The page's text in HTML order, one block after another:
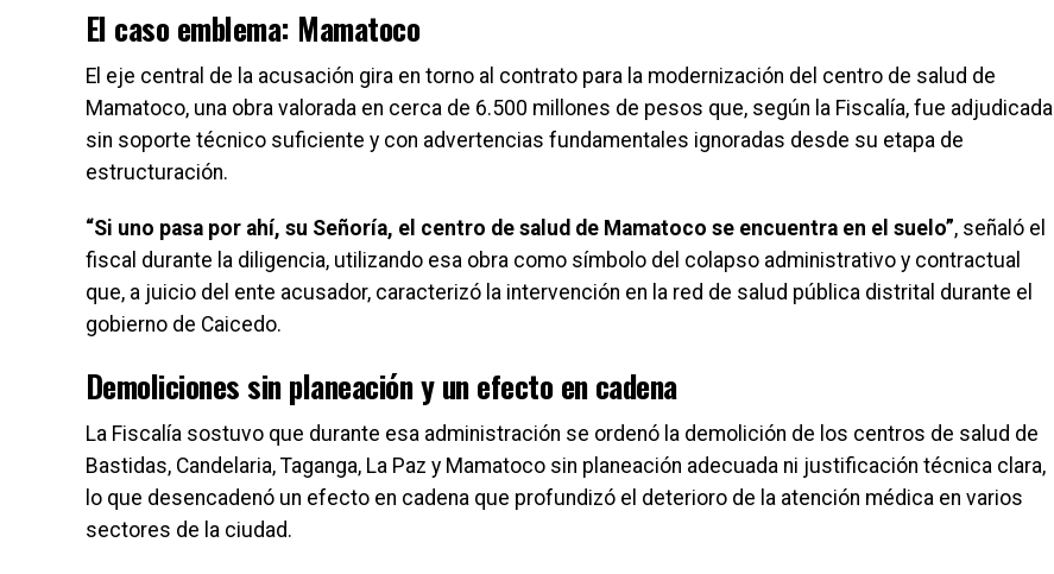
El caso emblema: Mamatoco
El eje central de la acusación gira en torno al contrato para la modernización del centro de salud de
Mamatoco, una obra valorada en cerca de 6.500 millones de pesos que, según la Fiscalía, fue adjudicada
sin soporte técnico suficiente y con advertencias fundamentales ignoradas desde su etapa de
estructuración.
“Si uno pasa por ahí, su Señoría, el centro de salud de Mamatoco se encuentra en el suelo”, señaló el
fiscal durante la diligencia, utilizando esa obra como símbolo del colapso administrativo y contractual
que, a juicio del ente acusador, caracterizó la intervención en la red de salud pública distrital durante el
gobierno de Caicedo.
Demoliciones sin planeación y un efecto en cadena
La Fiscalía sostuvo que durante esa administración se ordenó la demolición de los centros de salud de
Bastidas, Candelaria, Taganga, La Paz y Mamatoco sin planeación adecuada ni justificación técnica clara,
lo que desencadenó un efecto en cadena que profundizó el deterioro de la atención médica en varios
sectores de la ciudad.